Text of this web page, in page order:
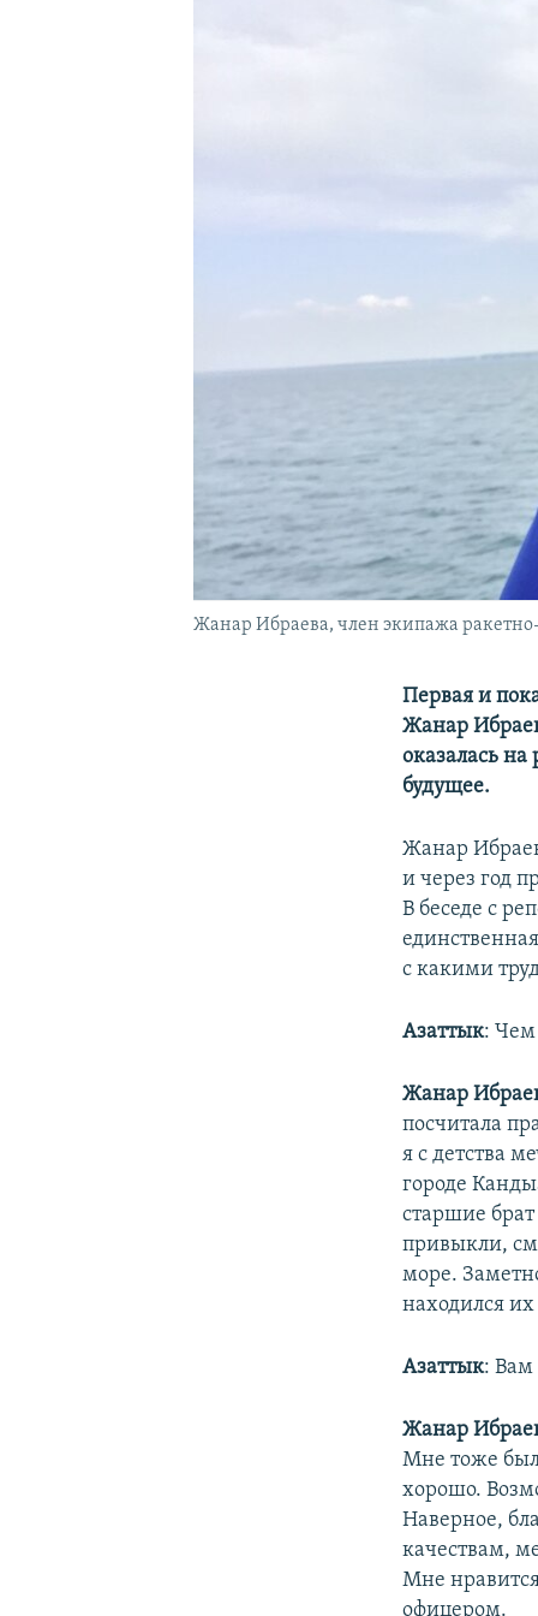
Жанар Ибраева, член экипажа
Первая и
Жанар
оказалась
будущее.
Жанар
и через год
В беседе с
с какими
Азаттык: Чем
Жанар
посчитала
я с детства
городе
старшие
привыкли,
море.
находился
Азаттык: Вам
Жанар
Мне тоже
хорошо.
Наверное,
качествам,
Мне
офицером.